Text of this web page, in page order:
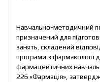
Навчально-методичний
призначений для
занять, складений
програми з фармакології
фармацевтичних
226 «Фармація»,